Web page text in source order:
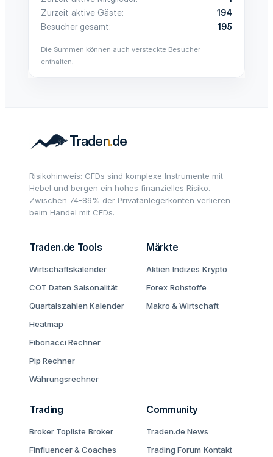
Zurzeit aktive Gäste
194
Besucher gesamt
195
Die Summen können auch versteckte Besucher
enthalten.
Risikohinweis: CFDs sind komplexe Instrumente mit
Hebel und bergen ein hohes finanzielles Risiko.
Zwischen 74-89% der Privatanlegerkonten verlieren
beim Handel mit CFDs.
Traden.de Tools
Wirtschaftskalender
COT Daten Saisonalität
Quartalszahlen Kalender
Heatmap
Fibonacci Rechner
Pip Rechner
Währungsrechner
Märkte
Aktien Indizes Krypto
Forex Rohstoffe
Makro & Wirtschaft
Trading
Broker Topliste Broker
Finfluencer & Coaches
Community
Traden.de News
Trading Forum Kontakt